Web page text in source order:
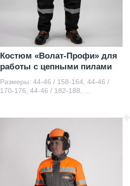
Костюм «Волат-Профи» для
работы с цепными пилами
Размеры: 44-46 / 158-164, 44-46 /
170-176, 44-46 / 182-188, ...